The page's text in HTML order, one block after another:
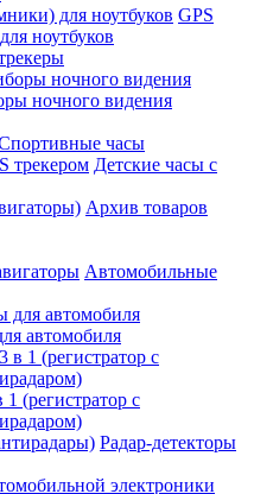
GPS
ноутбуков
ночного видения
часы
Детские часы с
Архив товаров
Автомобильные
автомобиля
(регистратор с
Радар-детекторы